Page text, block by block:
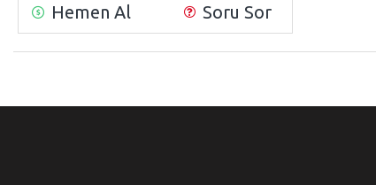
Hemen Al
Soru Sor